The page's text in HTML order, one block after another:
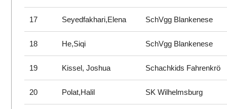
17 Seyedfakhari,Elena SchVgg Blankenese
18 He,Siqi SchVgg Blankenese
19 Kissel, Joshua Schachkids Fahrenkrö
20 Polat,Halil SK Wilhelmsburg